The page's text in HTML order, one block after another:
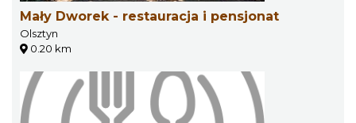
Mały Dworek - restauracja i pensjonat
Olsztyn
0.20 km